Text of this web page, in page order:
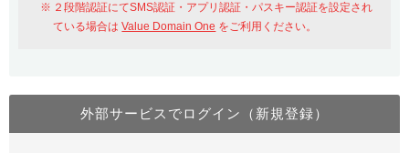
おすすめ One レンタルサーバーを含む最新の機能を使う方
Value Domain Oneにログイン
２段階認証にてSMS認証・アプリ認証・パスキー認証を設定され
ている場合はValue Domain One をご利用ください。
外部サービスでログイン（新規登録）